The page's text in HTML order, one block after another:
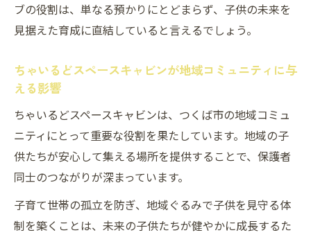
ブの役割は、単なる預かりにとどまらず、子供の未来を
見据えた育成に直結していると言えるでしょう。
ちゃいるどスペースキャビンが地域コミュニティに与
える影響
ちゃいるどスペースキャビンは、つくば市の地域コミュ
ニティにとって重要な役割を果たしています。地域の子
供たちが安心して集える場所を提供することで、保護者
同士のつながりが深まっています。
子育て世帯の孤立を防ぎ、地域ぐるみで子供を見守る体
制を築くことは、未来の子供たちが健やかに成長するた